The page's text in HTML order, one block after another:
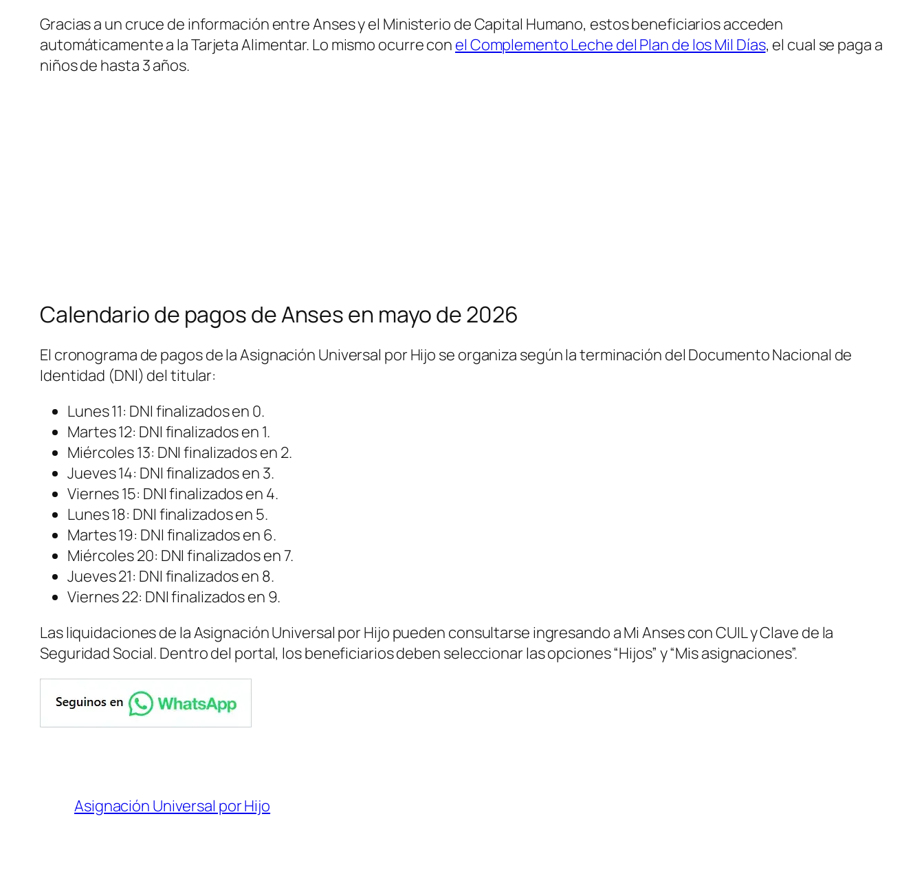
Gracias a un cruce de información entre Anses y el Ministerio de Capital Humano, estos beneficiarios acceden
automáticamente a la Tarjeta Alimentar. Lo mismo ocurre con el Complemento Leche del Plan de los Mil Días, el cual se paga a
niños de hasta 3 años.
Calendario de pagos de Anses en mayo de 2026
El cronograma de pagos de la Asignación Universal por Hijo se organiza según la terminación del Documento Nacional de
Identidad (DNI) del titular:
Lunes 11: DNI finalizados en 0.
Martes 12: DNI finalizados en 1.
Miércoles 13: DNI finalizados en 2.
Jueves 14: DNI finalizados en 3.
Viernes 15: DNI finalizados en 4.
Lunes 18: DNI finalizados en 5.
Martes 19: DNI finalizados en 6.
Miércoles 20: DNI finalizados en 7.
Jueves 21: DNI finalizados en 8.
Viernes 22: DNI finalizados en 9.
Las liquidaciones de la Asignación Universal por Hijo pueden consultarse ingresando a Mi Anses con CUIL y Clave de la
Seguridad Social. Dentro del portal, los beneficiarios deben seleccionar las opciones “Hijos” y “Mis asignaciones”.
Asignación Universal por Hijo